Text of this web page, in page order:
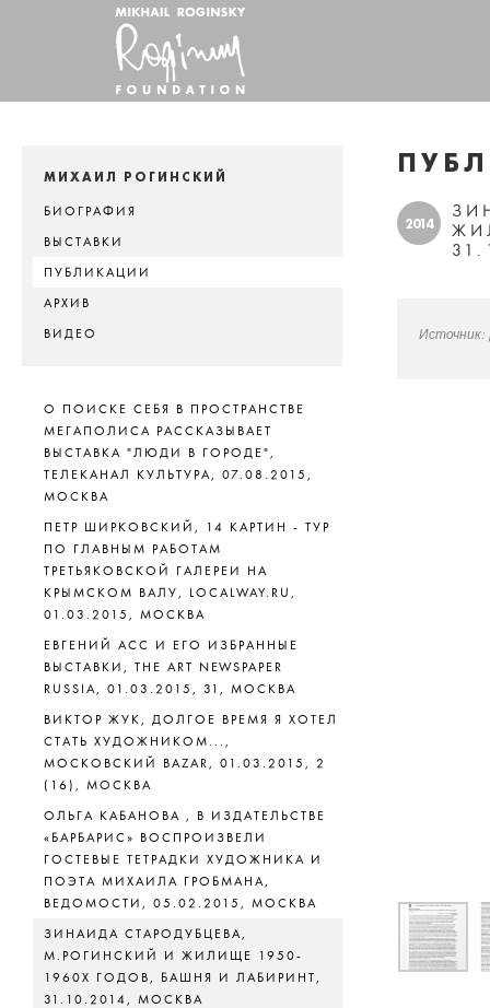
МИХАИЛ РОГИНСКИЙ
БИОГРАФИЯ
ВЫСТАВКИ
ПУБЛИКАЦИИ
АРХИВ
ВИДЕО
О ПОИСКЕ СЕБЯ В ПРОСТРАНСТВЕ
МЕГАПОЛИСА РАССКАЗЫВАЕТ
ВЫСТАВКА "ЛЮДИ В ГОРОДЕ",
ТЕЛЕКАНАЛ КУЛЬТУРА, 07.08.2015,
МОСКВА
ПЕТР ШИРКОВСКИЙ, 14 КАРТИН - ТУР
ПО ГЛАВНЫМ РАБОТАМ
ТРЕТЬЯКОВСКОЙ ГАЛЕРЕИ НА
КРЫМСКОМ ВАЛУ, LOCALWAY.RU,
01.03.2015, МОСКВА
ЕВГЕНИЙ АСС И ЕГО ИЗБРАННЫЕ
ВЫСТАВКИ, THE ART NEWSPAPER
RUSSIA, 01.03.2015, 31, МОСКВА
ВИКТОР ЖУК, ДОЛГОЕ ВРЕМЯ Я ХОТЕЛ
СТАТЬ ХУДОЖНИКОМ...,
МОСКОВСКИЙ BAZAR, 01.03.2015, 2
(16), МОСКВА
ОЛЬГА КАБАНОВА , В ИЗДАТЕЛЬСТВЕ
«БАРБАРИС» ВОСПРОИЗВЕЛИ
ГОСТЕВЫЕ ТЕТРАДКИ ХУДОЖНИКА И
ПОЭТА МИХАИЛА ГРОБМАНА,
ВЕДОМОСТИ, 05.02.2015, МОСКВА
ЗИНАИДА СТАРОДУБЦЕВА,
М.РОГИНСКИЙ И ЖИЛИЩЕ 1950-
1960Х ГОДОВ, БАШНЯ И ЛАБИРИНТ,
31.10.2014, МОСКВА
2014
Источник: